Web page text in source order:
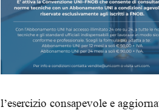
l’esercizio consapevole e